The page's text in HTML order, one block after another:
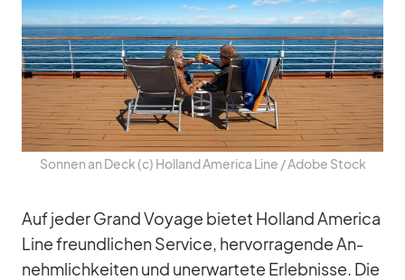
Son­nen an Deck (c) Hol­land Ame­rica Line /​ Adobe Stock
Auf je­der Grand Voyage bie­tet Hol­land Ame­rica
Line freund­li­chen Ser­vice, her­vor­ra­gende An­
nehm­lich­kei­ten und un­er­war­tete Er­leb­nisse. Die